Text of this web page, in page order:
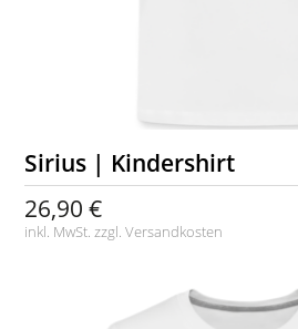
Sirius | Kindershirt
26,90 €
inkl. MwSt. zzgl.Versandkosten